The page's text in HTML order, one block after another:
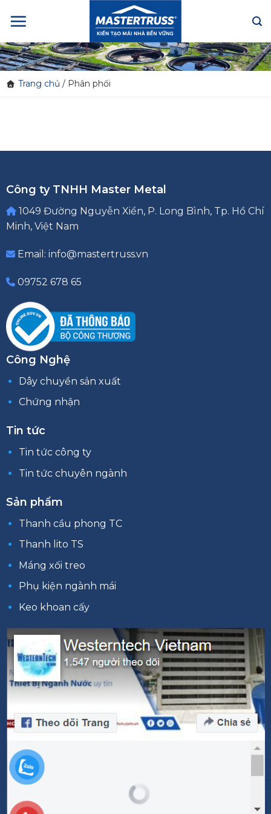
Trang chủ / Phân phối
Công ty TNHH Master Metal
1049 Đường Nguyễn Xiển, P. Long Bình, Tp. Hồ Chí
Minh, Việt Nam
Email: info@mastertruss.vn
09752 678 65
Công Nghệ
Dây chuyền sản xuất
Chứng nhận
Tin tức
Tin tức công ty
Tin tức chuyên ngành
Sản phẩm
Thanh cầu phong TC
Thanh lito TS
Máng xối treo
Phụ kiện ngành mái
Keo khoan cấy